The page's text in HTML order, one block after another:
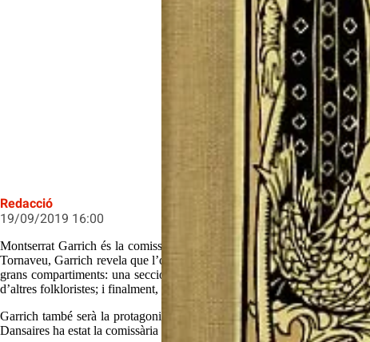
Joan Vila va publicar Les Rondalles
Redacció
19/09/2019 16:00
Montserrat Garrich és la comissària de l’exposició ‘Les publicacions
Tornaveu, Garrich revela que l’objectiu de la retrospectiva és
grans compartiments: una secció dedicada a Joan Amades, Aureli
d’altres folkloristes; i finalment, un espai per exposar llibres molt
Garrich també serà la protagonista de la conferència ‘Aureli Capmany
Dansaires ha estat la comissària de l’Any Aureli Capmany, que durant